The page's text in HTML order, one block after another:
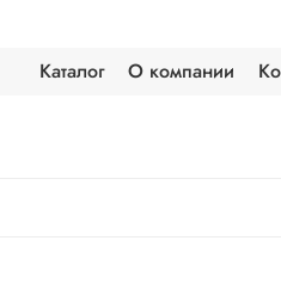
Каталог О компании